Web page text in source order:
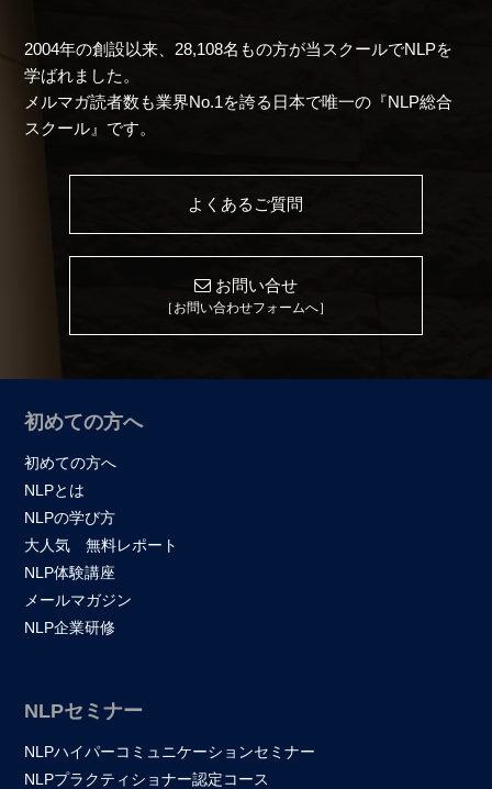
2004年の創設以来、28,108名もの方が当スクールでNLPを
学ばれました。
メルマガ読者数も業界No.1を誇る日本で唯一の『NLP総合
スクール』です。
よくあるご質問
お問い合せ
［お問い合わせフォームへ］
初めての方へ
初めての方へ
NLPとは
NLPの学び方
大人気 無料レポート
NLP体験講座
メールマガジン
NLP企業研修
NLPセミナー
NLPハイパーコミュニケーションセミナー
NLPプラクティショナー認定コース